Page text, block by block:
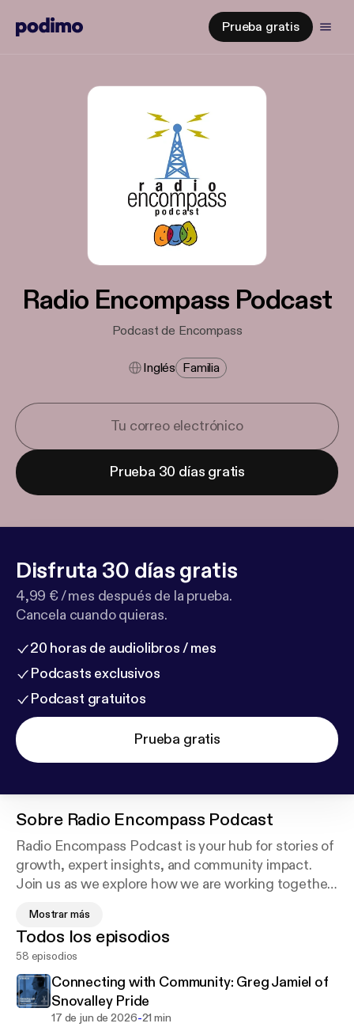
Prueba gratis
Radio Encompass Podcast
Podcast de Encompass
Inglés Familia
Prueba 30 días gratis
Disfruta 30 días gratis
4,99 € / mes después de la prueba.
Cancela cuando quieras.
20 horas de audiolibros / mes
Podcasts exclusivos
Podcast gratuitos
Prueba gratis
Sobre Radio Encompass Podcast
Radio Encompass Podcast is your hub for stories of
growth, expert insights, and community impact.
Join us as we explore how we are working together
From transformative programs to the local
resources that make them possible, we are
celebrating the connections that build a stronger
future.
Whether you’re a parent looking for support or a
Mostrar más
Todos los episodios
58 episodios
Connecting with Community: Greg Jamiel of
Snovalley Pride
17 de jun de 2026-21 min